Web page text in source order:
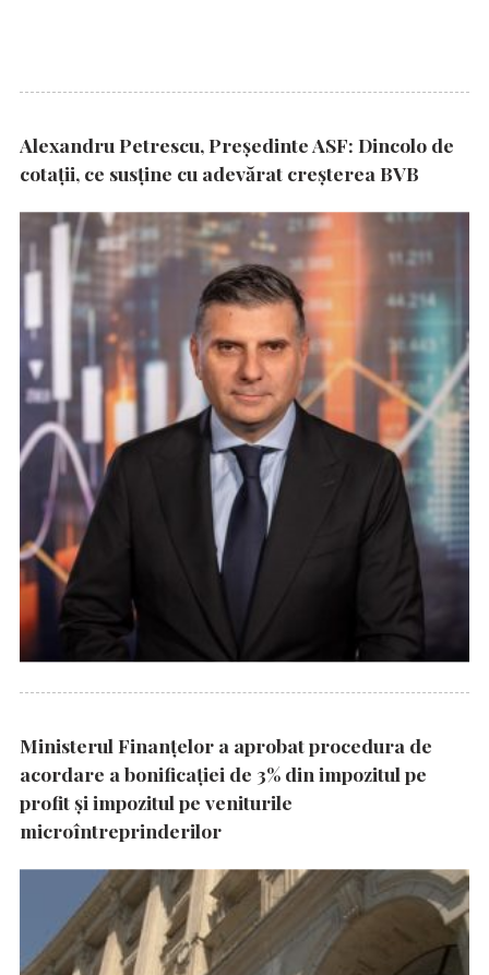
Alexandru Petrescu, Președinte ASF: Dincolo de
cotații, ce susține cu adevărat creșterea BVB
Ministerul Finanțelor a aprobat procedura de
acordare a bonificației de 3% din impozitul pe
profit și impozitul pe veniturile
microîntreprinderilor